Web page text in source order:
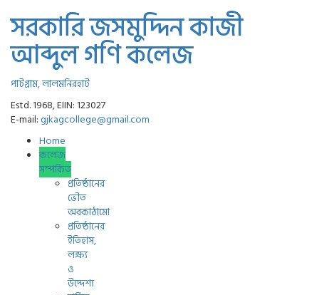
সরকারি জসমুদ্দিন কাজী
আব্দুল গণি কলেজ
পাটগ্রাম, লালমনিরহাট
Estd. 1968, EIIN: 123027
E-mail:gjkagcollege@gmail.com
Home
কলেজ
সম্পর্কিত
প্রতিষ্ঠানের
ভৌত
অবকাঠামো
প্রতিষ্ঠানের
ইতিহাস,
লক্ষ্য
ও
উদ্দেশ্য